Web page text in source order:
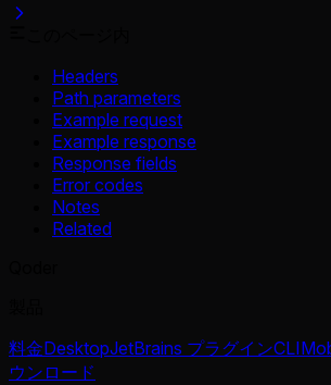
Headers
Path parameters
Example request
Example response
Response fields
Error codes
Notes
Related
料金DesktopJetBrains プラグインCLI
ウンロード